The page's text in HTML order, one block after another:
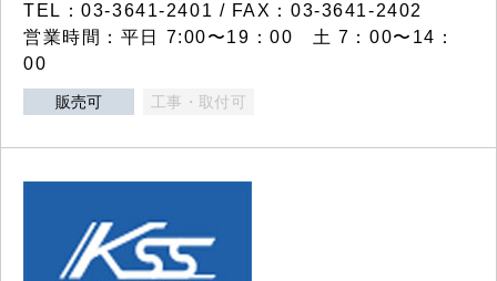
TEL：03-3641-2401 / FAX：03-3641-2402
営業時間：平日 7:00〜19：00 土 7：00〜14：
00
販売可 工事・取付可